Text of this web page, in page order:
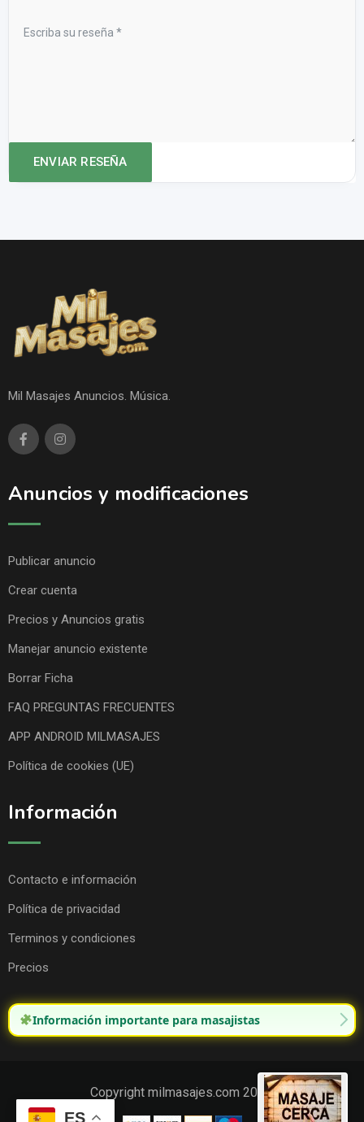
Mil Masajes Anuncios. Música.
Anuncios y modificaciones
Publicar anuncio
Crear cuenta
Precios y Anuncios gratis
Manejar anuncio existente
Borrar Ficha
FAQ PREGUNTAS FRECUENTES
APP ANDROID MILMASAJES
Política de cookies (UE)
Información
Contacto e información
Política de privacidad
Terminos y condiciones
Precios
Información importante para masajistas
Copyright milmasajes.com 2025.
ES